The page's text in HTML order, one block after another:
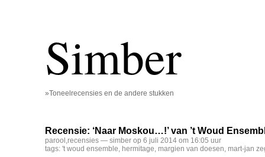
Simber
»Toneelrecensies en de andere stukken
Recensie: ‘Naar Moskou…!’ van ’t Woud
parool ,recensies — simber op 6 juli 2014 om 16:05 uur
tags: 't woud ensemble, hermitage, margien van doesen, mart-jan